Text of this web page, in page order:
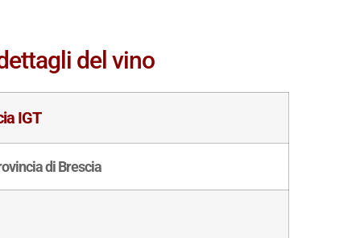
del vino
IGT
di Brescia